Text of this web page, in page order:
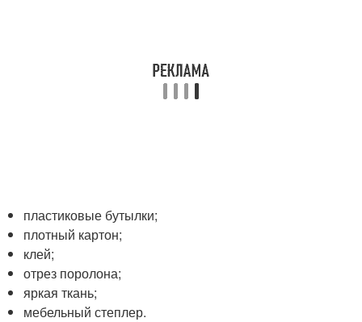
пластиковые бутылки;
плотный картон;
клей;
отрез поролона;
яркая ткань;
мебельный степлер.